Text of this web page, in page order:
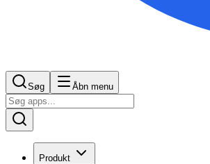
Søg Åbn menu
Produkt